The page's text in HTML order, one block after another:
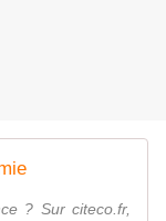
? Sur citeco.fr,